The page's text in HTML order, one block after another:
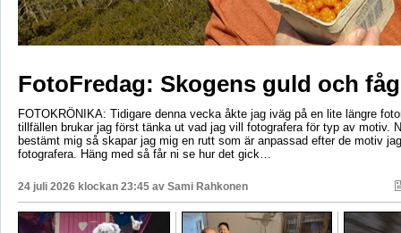
FotoFredag: Skogens guld och
FOTOKRÖNIKA: Tidigare denna vecka åkte jag iväg på en lite längre
tillfällen brukar jag först tänka ut vad jag vill fotografera för typ av motiv.
bestämt mig så skapar jag mig en rutt som är anpassad efter de motiv
fotografera. Häng med så får ni se hur det gick…
24 juli 2026 klockan 23:45 av Sami Rahkonen